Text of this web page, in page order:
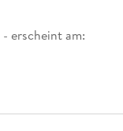
- erscheint am: